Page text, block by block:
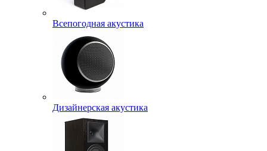
Всепогодная акустика
Дизайнерская акустика